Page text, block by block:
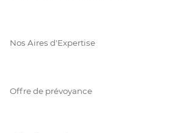
Nos Aires d'Expertise
Offre de prévoyance